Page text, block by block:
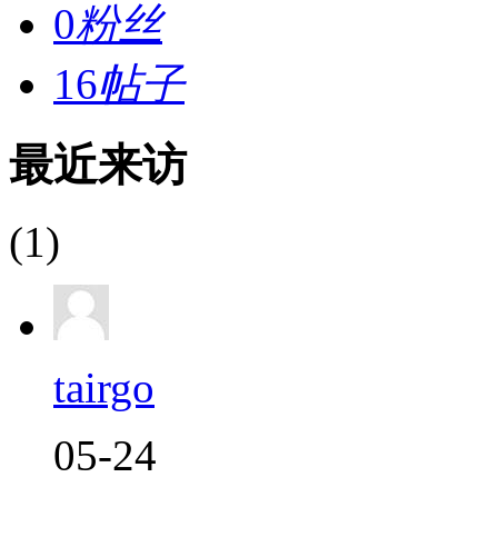
0粉丝
16帖子
最近来访
(1)
tairgo
05-24